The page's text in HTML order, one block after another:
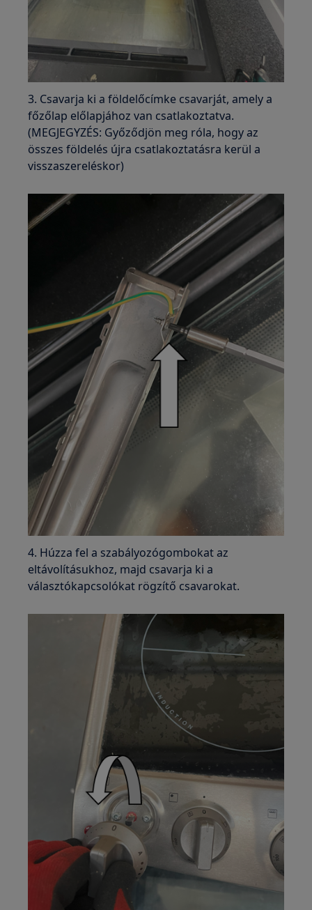
3. Csavarja ki a földelőcímke csavarját, amely a
főzőlap előlapjához van csatlakoztatva.
(MEGJEGYZÉS: Győződjön meg róla, hogy az
összes földelés újra csatlakoztatásra kerül a
visszaszereléskor)
4. Húzza fel a szabályozógombokat az
eltávolításukhoz, majd csavarja ki a
választókapcsolókat rögzítő csavarokat.